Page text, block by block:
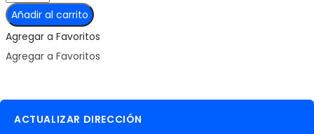
de
tinta
LC3019BK
Negra
cantidad
Añadir al carrito
Agregar a Favoritos
Agregar a Favoritos
ACTUALIZAR DIRECCIÓN